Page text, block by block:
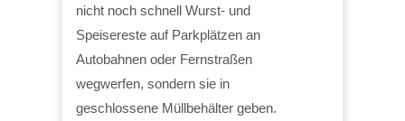
nicht noch schnell Wurst- und
Speisereste auf Parkplätzen an
Autobahnen oder Fernstraßen
wegwerfen, sondern sie in
geschlossene Müllbehälter geben.